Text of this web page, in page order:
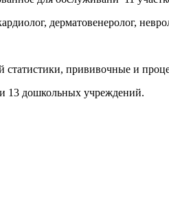
дерматовенеролог,
статистики, прививочные и
13 дошкольных учреждений.